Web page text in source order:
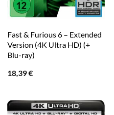
Fast & Furious 6 – Extended
Version (4K Ultra HD) (+
Blu-ray)
18,39€